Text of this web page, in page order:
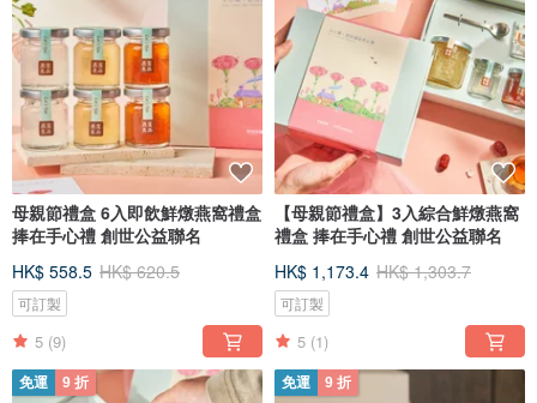
母親節禮盒 6入即飲鮮燉燕窩禮盒
捧在手心禮 創世公益聯名
HK$ 558.5 HK$ 620.5
可訂製
5 (9)
【母親節禮盒】3入綜合鮮燉燕窩
禮盒 捧在手心禮 創世公益聯名
HK$ 1,173.4 HK$ 1,303.7
可訂製
5 (1)
免運 9 折 免運 9 折